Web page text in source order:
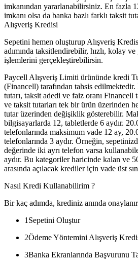
imkanından yararlanabilirsiniz. En fazla
imkanı olsa da banka bazlı farklı taksit
Alışveriş Kredisi
Sepetini hemen oluşturup Alışveriş
adımında taksitlendirebilir, hızlı, kolay
işlemlerini gerçekleştirebilirsin.
Paycell Alışveriş Limiti ürününde kredi
(Financell) tarafından tahsis
tutarı, taksit adedi ve faiz oranı Financell
ve taksit tutarları tek bir ürün üzerinden
tutar üzerinden değişiklik gösterebilir.
bilgisayarlarda 12, tabletlerde 6 aydır.
telefonlarında maksimum vade 12 ay,
telefonlarında 3 aydır. Örneğin,
değerinde iki ayrı telefon varsa
aydır. Bu kategoriler haricinde kalan ve
arasında açılacak krediler için vade üst
Nasıl Kredi Kullanabilirim ?
Bir kaç adımda, krediniz anında
1 Sepetini Oluştur
2Ödeme Yöntemini Alışveriş
3Banka Ekranlarında Başvurunu